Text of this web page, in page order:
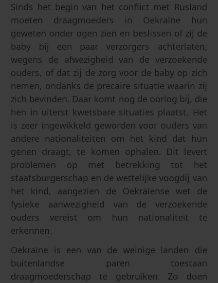
Sinds het begin van het conflict met Rusland
moeten draagmoeders in Oekraïne hun
geweten onder ogen zien en beslissen of zij de
baby bij een paar verzorgers achterlaten,
wegens de afwezigheid van de verzoekende
ouders, of dat zij de zorg voor de baby op zich
nemen, ondanks de precaire situatie waarin zij
zich bevinden. Daar komt nog de oorlog bij, die
hen in uiterst kwetsbare situaties plaatst. Het
is zeer ingewikkeld geworden voor ouders van
andere nationaliteiten om het kind dat hun
genen draagt, te komen ophalen. Dit levert
problemen op met betrekking tot het
staatsburgerschap en de wettelijke voogdij van
het kind, aangezien de Oekraïense wet de
fysieke aanwezigheid van de verzoekende
ouders vereist om hun nationaliteit te
erkennen.
Oekraïne is een van de weinige landen die
buitenlandse paren toestaan
draagmoederschap te gebruiken. Zo doen